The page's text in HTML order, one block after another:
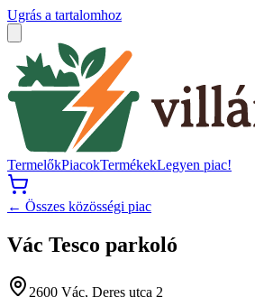
Ugrás a tartalomhoz
TermelőkPiacokTermékekLegyen piac!
← Összes közösségi piac
Vác Tesco parkoló
2600 Vác, Deres utca 2